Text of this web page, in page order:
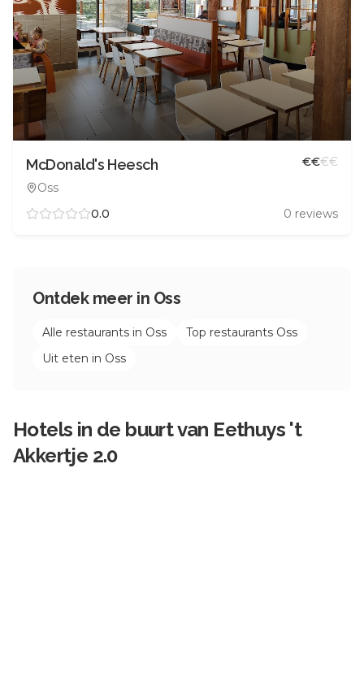
McDonald's Heesch
Oss
€€€€
0.0 0 reviews
Ontdek meer in Oss
Alle restaurants in Oss Top restaurants Oss
Uit eten in Oss
Hotels in de buurt van Eethuys 't
Akkertje 2.0